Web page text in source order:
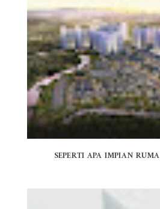
SEPERTI APA IMPIAN